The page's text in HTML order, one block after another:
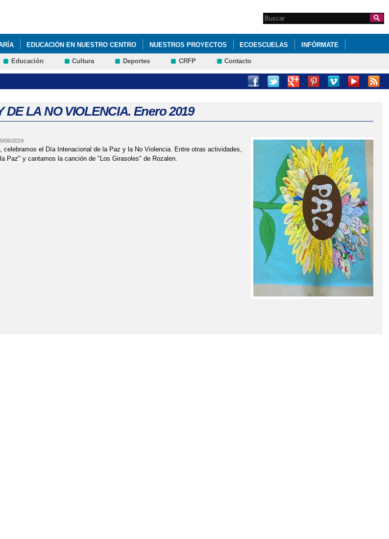
Formulario de
búsqueda
Search this site
EDUCACIÓN EN NUESTRO CENTRO NUESTROS PROYECTOS ECOESCUELAS INFÓRMATE
Educación Cultura Deportes CRFP Contacto
DE LA NO VIOLENCIA. Enero 2019
06/2019
celebramos el Día Intenacional de la Paz y la No Violencia. Entre otras actividades,
Paz" y cantamos la canción de "Los Girasoles" de Rozalen.